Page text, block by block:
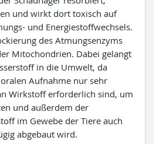
und wirkt dort toxisch auf
und Energiestoffwechsels.
des Atmungsenzyms
Mitochondrien. Dabei gelangt
in die Umwelt, da
Aufnahme nur sehr
Wirkstoff erforderlich sind, um
und außerdem der
im Gewebe der Tiere auch
abgebaut wird.